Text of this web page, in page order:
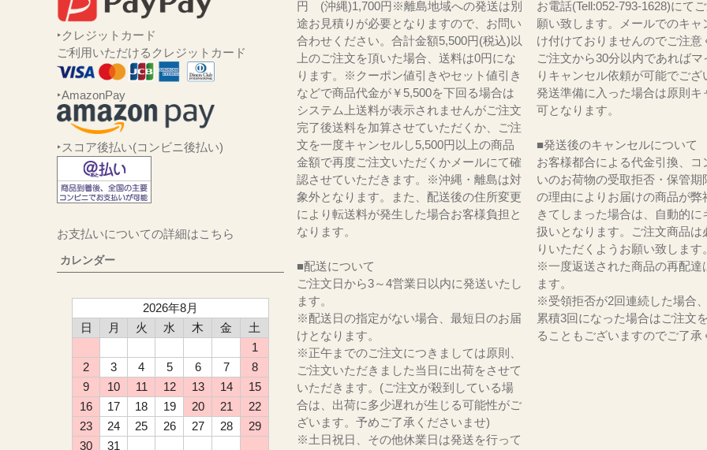
‣クレジットカード
ご利用いただけるクレジットカード
‣AmazonPay
‣スコア後払い(コンビニ後払い)
お支払いについての詳細はこちら
カレンダー
2026年8月
日
月 火 水 木 金
土
1
2
3 4 5 6 7
8
9
10 11 12 13 14
15
16
17 18 19 20 21
22
23
24 25 26 27 28
29
30
31
円 (沖縄)1,700円※離島地域への発送は別
途お見積りが必要となりますので、お問い
合わせください。合計金額5,500円(税込)以
上のご注文を頂いた場合、送料は0円にな
ります。※クーポン値引きやセット値引き
などで商品代金が￥5,500を下回る場合は
システム上送料が表示されませんがご注文
完了後送料を加算させていただくか、ご注
文を一度キャンセルし5,500円以上の商品
金額で再度ご注文いただくかメールにて確
認させていただきます。※沖縄・離島は対
象外となります。また、配送後の住所変更
により転送料が発生した場合お客様負担と
なります。
■配送について
ご注文日から3～4営業日以内に発送いたし
ます。
※配送日の指定がない場合、最短日のお届
けとなります。
※正午までのご注文につきましては原則、
ご注文いただきました当日に出荷をさせて
いただきます。(ご注文が殺到している場
合は、出荷に多少遅れが生じる可能性がご
ざいます。予めご了承くださいませ)
※土日祝日、その他休業日は発送を行って
お電話(Tell:052-793-1628)にて
願い致します。メールでのキャ
け付けておりませんのでご注意
ご注文から30分以内であればマ
りキャンセル依頼が可能でござ
発送準備に入った場合は原則キ
可となります。
■発送後のキャンセルについて
お客様都合による代金引換、コ
いのお荷物の受取拒否・保管期
の理由によりお届けの商品が弊
きてしまった場合は、自動的に
扱いとなります。ご注文商品は
りいただくようお願い致します。
※一度返送された商品の再配達
ます。
※受領拒否が2回連続した場合
累積3回になった場合はご注文
ることもございますのでご了承